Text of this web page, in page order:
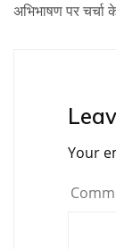
अभिभाषण पर चर्चा
Your